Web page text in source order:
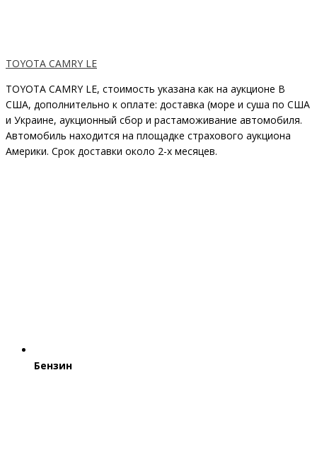
TOYOTA CAMRY LE
TOYOTA CAMRY LE, стоимость указана как на аукционе В
США, дополнительно к оплате: доставка (море и суша по США
и Украине, аукционный сбор и растаможивание автомобиля.
Автомобиль находится на площадке страхового аукциона
Америки. Срок доставки около 2-x месяцев.
Бензин